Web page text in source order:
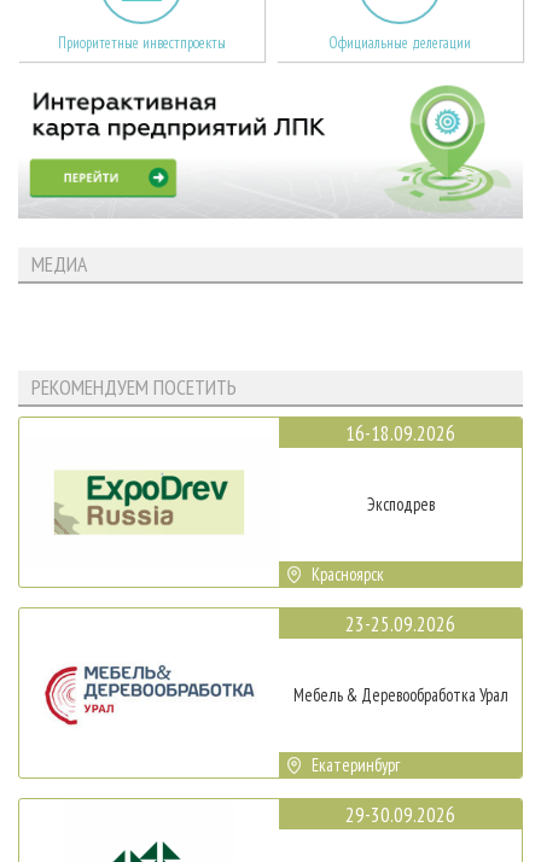
Приоритетные инвестпроекты Официальные делегации
МЕДИА
РЕКОМЕНДУЕМ ПОСЕТИТЬ
16-18.09.2026
Эксподрев
Красноярск
23-25.09.2026
Мебель & Деревообработка Урал
Екатеринбург
29-30.09.2026